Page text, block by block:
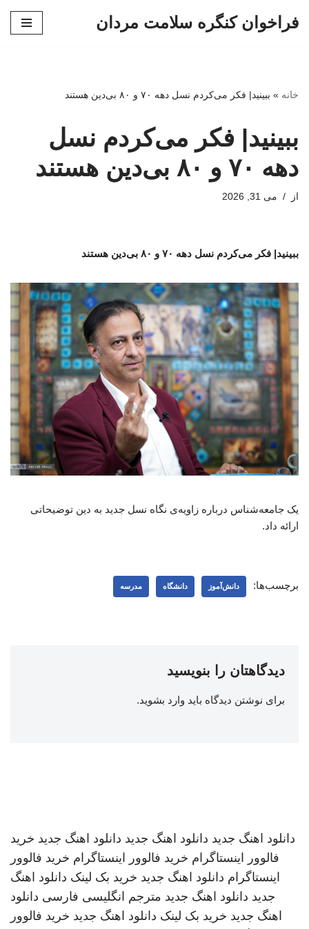
فراخوان کنگره سلامت مردان
خانه » ببینید| فکر می‌کردم نسل دهه ۷۰ و ۸۰ بی‌دین هستند
ببینید| فکر می‌کردم نسل
دهه ۷۰ و ۸۰ بی‌دین هستند
از می 31, 2026
ببینید| فکر می‌کردم نسل دهه ۷۰ و ۸۰ بی‌دین هستند
یک جامعه‌شناس درباره زاویه‌ی نگاه نسل جدید به دین توضیحاتی
ارائه داد.
برچسب‌ها: دانش‌آموز دانشگاه مدرسه
دیدگاهتان را بنویسید
برای نوشتن دیدگاه باید وارد بشوید.
دانلود اهنگ جدید دانلود اهنگ جدید دانلود اهنگ جدید خرید
فالوور اینستاگرام خرید فالوور اینستاگرام خرید فالوور
اینستاگرام دانلود اهنگ جدید خرید بک لینک دانلود اهنگ
جدید دانلود اهنگ جدید مترجم انگلیسی فارسی دانلود
اهنگ جدید خرید بک لینک دانلود اهنگ جدید خرید فالوور